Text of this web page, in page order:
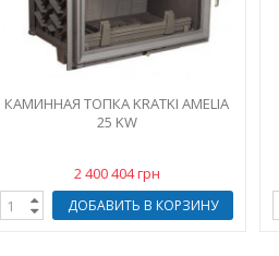
КАМИННАЯ ТОПКА KRATKI AMELIA
25 KW
2 400 404 грн
ДОБАВИТЬ В КОРЗИНУ